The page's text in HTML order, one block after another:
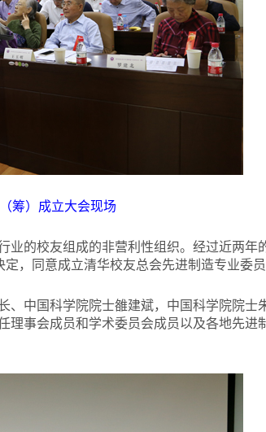
筹）成立大会现场
的校友组成的非营利性组织。经过近两年
，同意成立清华校友总会先进制造专业委员
、中国科学院院士雒建斌，中国科学院院士
理事会成员和学术委员会成员以及各地先进